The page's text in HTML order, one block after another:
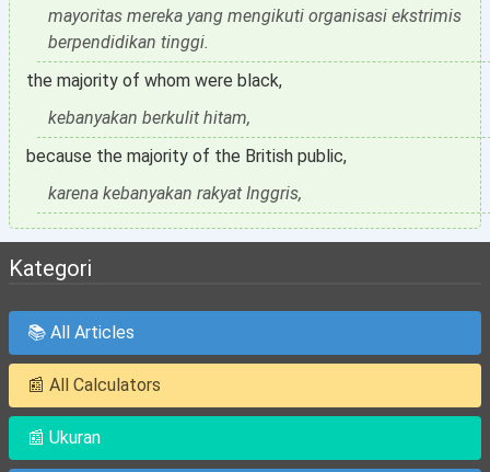
mayoritas mereka yang mengikuti organisasi ekstrimis
berpendidikan tinggi.
the majority of whom were black,
kebanyakan berkulit hitam,
because the majority of the British public,
karena kebanyakan rakyat Inggris,
Kategori
📚 All Articles
📰 All Calculators
📰 Ukuran